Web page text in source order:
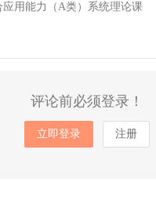
应用能力（A类）系统理论课
评论前必须登录！
立即登录 注册